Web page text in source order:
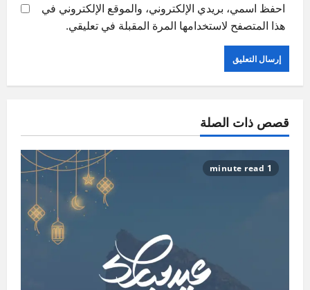
احفظ اسمي، بريدي الإلكتروني، والموقع الإلكتروني في
هذا المتصفح لاستخدامها المرة المقبلة في تعليقي.
قصص ذات الصلة
1 minute read